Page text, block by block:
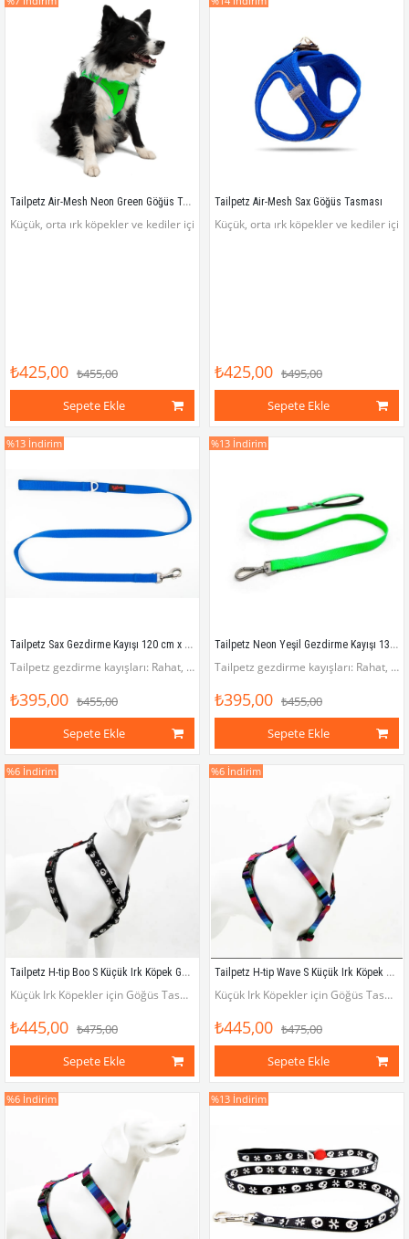
Tailpetz Air-Mesh Neon Green Göğüs Tasması
Küçük, orta ırk köpekler ve kediler için hafif, rahat, dayanıklı ve göz alıcı
₺425,00 ₺455,00
Sepete Ekle
Tailpetz Air-Mesh Sax Göğüs Tasması
Küçük, orta ırk köpekler ve kediler
₺425,00 ₺495,00
Sepete Ekle
Tailpetz Sax Gezdirme Kayışı 120 cm x 2 cm
Tailpetz gezdirme kayışları: Rahat, pratik, havalı!
₺395,00 ₺455,00
Sepete Ekle
%13 İndirim
Tailpetz Neon Yeşil Gezdirme Kayışı 130 cm x 2 cm
Tailpetz gezdirme kayışları: Rahat, pratik, havalı!
₺395,00 ₺455,00
Sepete Ekle
%13 İndirim
Tailpetz H-tip Boo S Küçük Irk Köpek Göğüs Tasması (Göğüs 32 cm x 51 cm)
Küçük Irk Köpekler için Göğüs Tasması (Göğüs çevresi 32 - 51 cm)
₺445,00 ₺475,00
Sepete Ekle
%6 İndirim
Tailpetz H-tip Wave S Küçük Irk Köpek Göğüs Tasması (Göğüs 32 cm x 51 cm)
Küçük Irk Köpekler için Göğüs Tasması (Göğüs çevresi 32 - 51 cm)
₺445,00 ₺475,00
Sepete Ekle
%6 İndirim
%6 İndirim %13 İndirim